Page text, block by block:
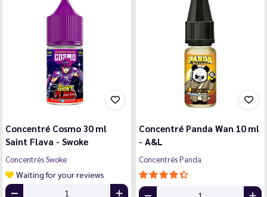
Concentré Cosmo 30 ml
Saint Flava - Swoke
Concentrés Swoke
Waiting for your reviews
Concentré Panda Wan 10 ml
- A&L
Concentrés Panda